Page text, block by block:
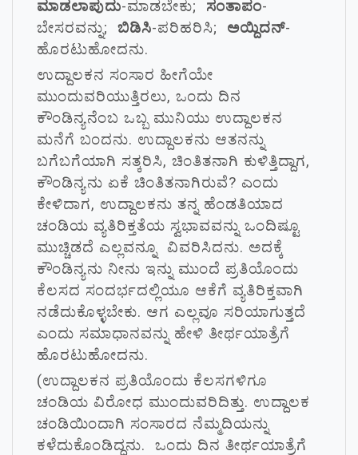
ಮಾಡಲಾಪುದು-ಮಾಡಬೇಕು; ಸಂತಾಪಂ-
ಬೇಸರವನ್ನು; ಬಿಡಿಸಿ-ಪರಿಹರಿಸಿ; ಅಯ್ದಿದನ್-
ಹೊರಟುಹೋದನು.
ಉದ್ದಾಲಕನ ಸಂಸಾರ ಹೀಗೆಯೇ
ಮುಂದುವರಿಯುತ್ತಿರಲು, ಒಂದು ದಿನ
ಕೌಂಡಿನ್ಯನೆಂಬ ಒಬ್ಬ ಮುನಿಯು ಉದ್ದಾಲಕನ
ಮನೆಗೆ ಬಂದನು. ಉದ್ದಾಲಕನು ಆತನನ್ನು
ಬಗೆಬಗೆಯಾಗಿ ಸತ್ಕರಿಸಿ, ಚಿಂತಿತನಾಗಿ ಕುಳಿತ್ತಿದ್ದಾಗ,
ಕೌಂಡಿನ್ಯನು ಏಕೆ ಚಿಂತಿತನಾಗಿರುವೆ? ಎಂದು
ಕೇಳಿದಾಗ, ಉದ್ದಾಲಕನು ತನ್ನ ಹೆಂಡತಿಯಾದ
ಚಂಡಿಯ ವ್ಯತಿರಿಕ್ತತೆಯ ಸ್ವಭಾವವನ್ನು ಒಂದಿಷ್ಟೂ
ಮುಚ್ಚಿಡದೆ ಎಲ್ಲವನ್ನೂ ವಿವರಿಸಿದನು. ಅದಕ್ಕೆ
ಕೌಂಡಿನ್ಯನು ನೀನು ಇನ್ನು ಮುಂದೆ ಪ್ರತಿಯೊಂದು
ಕೆಲಸದ ಸಂದರ್ಭದಲ್ಲಿಯೂ ಆಕೆಗೆ ವ್ಯತಿರಿಕ್ತವಾಗಿ
ನಡೆದುಕೊಳ್ಳಬೇಕು. ಆಗ ಎಲ್ಲವೂ ಸರಿಯಾಗುತ್ತದೆ
ಎಂದು ಸಮಾಧಾನವನ್ನು ಹೇಳಿ ತೀರ್ಥಯಾತ್ರೆಗೆ
ಹೊರಟುಹೋದನು.
(ಉದ್ದಾಲಕನ ಪ್ರತಿಯೊಂದು ಕೆಲಸಗಳಿಗೂ
ಚಂಡಿಯ ವಿರೋಧ ಮುಂದುವರಿದಿತ್ತು. ಉದ್ದಾಲಕ
ಚಂಡಿಯಿಂದಾಗಿ ಸಂಸಾರದ ನೆಮ್ಮದಿಯನ್ನು
ಕಳೆದುಕೊಂಡಿದ್ದನು. ಒಂದು ದಿನ ತೀರ್ಥಯಾತ್ರೆಗೆ